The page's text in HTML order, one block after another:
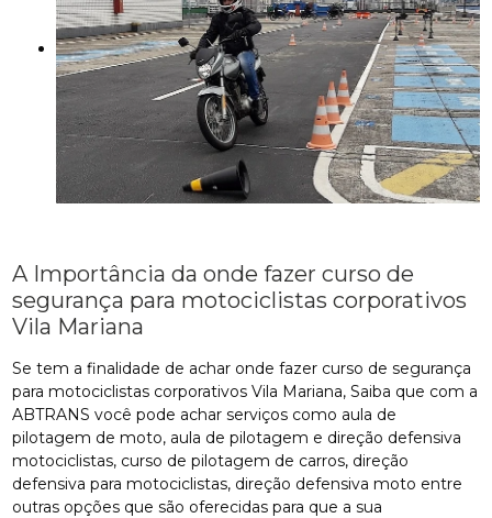
A Importância da onde fazer curso de
segurança para motociclistas corporativos
Vila Mariana
Se tem a finalidade de achar onde fazer curso de segurança
para motociclistas corporativos Vila Mariana, Saiba que com a
ABTRANS você pode achar serviços como aula de
pilotagem de moto, aula de pilotagem e direção defensiva
motociclistas, curso de pilotagem de carros, direção
defensiva para motociclistas, direção defensiva moto entre
outras opções que são oferecidas para que a sua